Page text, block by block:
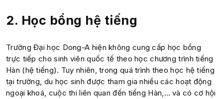
2. Học bổng hệ tiếng
Trường Đại học Dong-A hiện không cung cấp học bổng
trực tiếp cho sinh viên quốc tế theo học chương trình tiếng
Hàn (hệ tiếng). Tuy nhiên, trong quá trình theo học hệ tiếng
tại trường, du học sinh được tham gia nhiều các hoạt động
ngoại khoá, cuộc thi liên quan đến tiếng Hàn,… và có cơ hội